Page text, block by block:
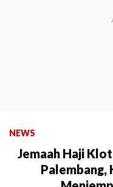
NEWS
Jemaah Haji
Palembang,